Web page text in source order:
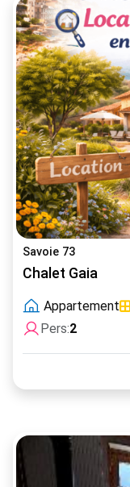
Savoie 73
Chalet Gaia
Appartement
Pers:2